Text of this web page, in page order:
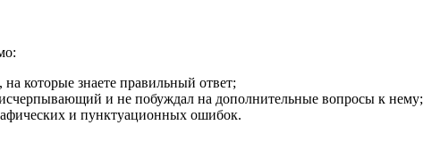
которые знаете правильный ответ;
и не побуждал на дополнительные вопросы к нему;
и пунктуационных ошибок.